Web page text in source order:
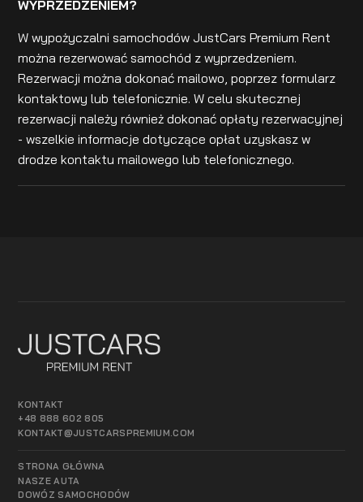
WYPRZEDZENIEM?
W wypożyczalni samochodów JustCars Premium Rent
można rezerwować samochód z wyprzedzeniem.
Rezerwacji można dokonać mailowo, poprzez formularz
kontaktowy lub telefonicznie. W celu skutecznej
rezerwacji należy również dokonać opłaty rezerwacyjnej
- wszelkie informacje dotyczące opłat uzyskasz w
drodze kontaktu mailowego lub telefonicznego.
KONTAKT
+48 888 602 805
KONTAKT@JUSTCARSPREMIUM.COM
STRONA GŁÓWNA
NASZE AUTA
DOWÓZ SAMOCHODÓW